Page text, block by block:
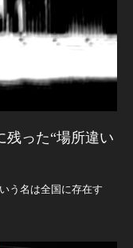
残った“場所違い
う名は全国に存在す